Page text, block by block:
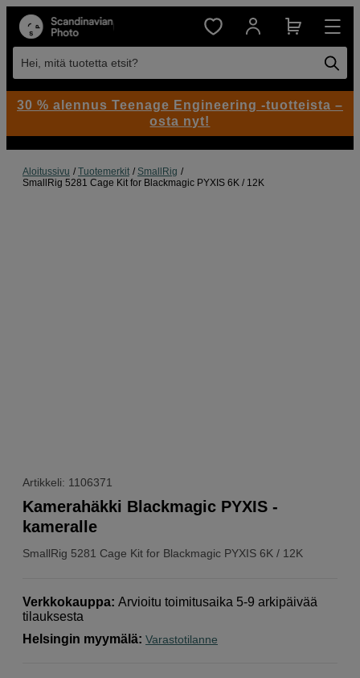
Hei, mitä tuotetta etsit?
Aloitussivu Tuotemerkit
SmallRig
SmallRig 5281 Cage Kit for Blackmagic PYXIS 6K / 12K
Artikkeli: 1106371
SmallRig 5281 Cage Kit for Blackmagic PYXIS 6K / 12K
Kamerahäkki Blackmagic PYXIS -
kameralle
Verkkokauppa: Arvioitu toimitusaika 5-9 arkipäivää
tilauksesta
Helsingin myymälä: Varastotilanne
30 % alennus Teenage Engineering -tuotteista –
osta nyt!